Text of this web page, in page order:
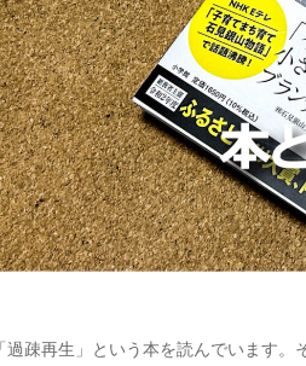
過疎再生」という本を読んでいます。